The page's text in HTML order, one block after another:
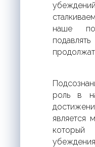
наше
роль в
является